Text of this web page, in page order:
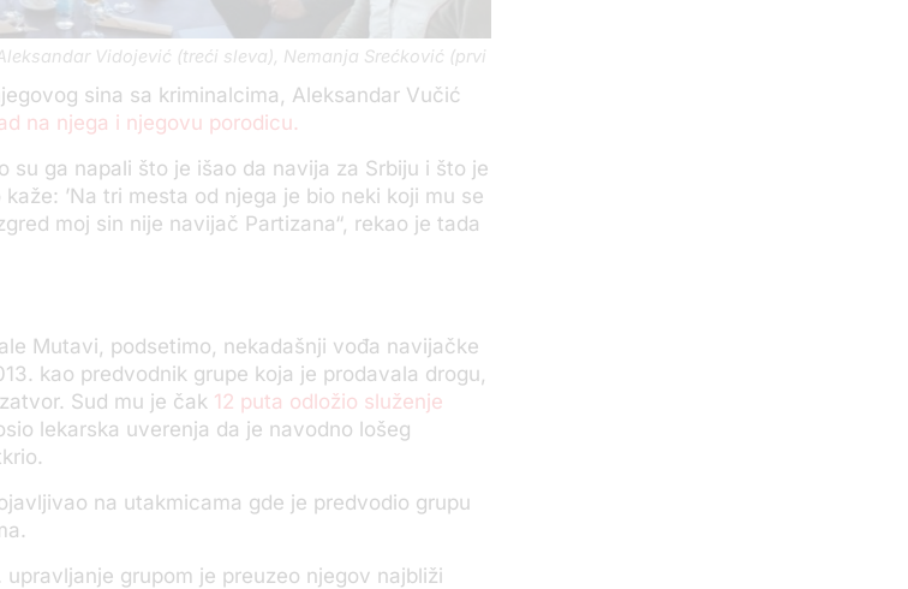
Vidojević (treći sleva), Nemanja Srećković (prvi
sina sa kriminalcima, Aleksandar Vučić
na njega i njegovu porodicu.
su ga napali što je išao da navija za Srbiju i što je
kaže: ’Na tri mesta od njega je bio neki koji mu se
moj sin nije navijač Partizana“, rekao je tada
Mutavi, podsetimo, nekadašnji vođa navijačke
kao predvodnik grupe koja je prodavala drogu,
Sud mu je čak 12 puta odložio služenje
lekarska uverenja da je navodno lošeg
na utakmicama gde je predvodio grupu
grupom je preuzeo njegov najbliži